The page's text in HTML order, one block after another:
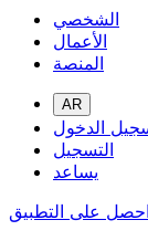
الشخصي
الأعمال
المنصة
AR
الدخول
التسجيل
يساعد
احصل على التطبيق